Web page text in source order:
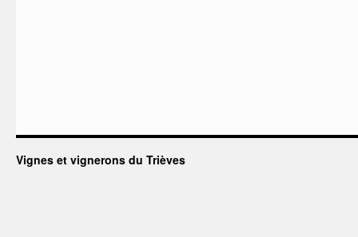
Vignes et vignerons du Trièves